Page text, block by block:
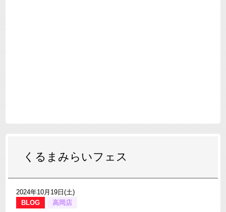
くるまみらいフェス
2024年10月19日(土)
BLOG
高岡店